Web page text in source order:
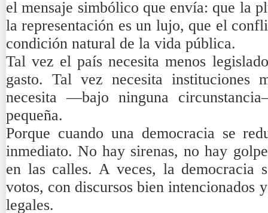
el mensaje simbólico que envía: que la
la representación es un lujo, que el
condición natural de la vida pública.
Tal vez el país necesita menos
gasto. Tal vez necesita instituciones
necesita —bajo ninguna
pequeña.
Porque cuando una democracia se
inmediato. No hay sirenas, no hay
en las calles. A veces, la democracia
votos, con discursos bien intencionados
legales.